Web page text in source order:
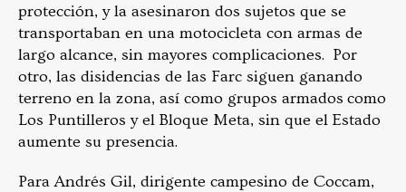
protección, y la asesinaron dos sujetos que se
transportaban en una motocicleta con armas de
largo alcance, sin mayores complicaciones. Por
otro, las disidencias de las Farc siguen ganando
terreno en la zona, así como grupos armados como
Los Puntilleros y el Bloque Meta, sin que el Estado
aumente su presencia.
Para Andrés Gil, dirigente campesino de Coccam,